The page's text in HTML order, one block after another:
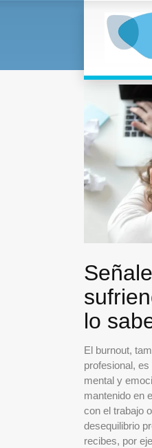
lo
El burnout,
profesional,
mental y
mantenido en
con el trabajo
desequilibrio
recibes, por